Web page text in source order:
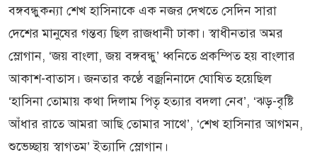
বঙ্গবন্ধুকন্যা শেখ হাসিনাকে এক নজর দেখতে সেদিন সারা
দেশের মানুষের গন্তব্য ছিল রাজধানী ঢাকা। স্বাধীনতার অমর
স্লোগান, ‘জয় বাংলা, জয় বঙ্গবন্ধু’ ধ্বনিতে প্রকম্পিত হয় বাংলার
আকাশ-বাতাস। জনতার কণ্ঠে বজ্রনিনাদে ঘোষিত হয়েছিল
‘হাসিনা তোমায় কথা দিলাম পিতৃ হত্যার বদলা নেব’, ‘ঝড়-বৃষ্টি
আঁধার রাতে আমরা আছি তোমার সাথে’, ‘শেখ হাসিনার আগমন,
শুভেচ্ছায় স্বাগতম’ ইত্যাদি স্লোগান।